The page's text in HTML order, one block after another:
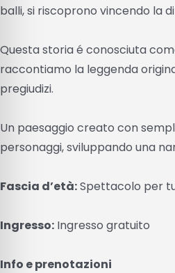
balli, si riscoprono vincendo la
Questa storia é conosciuta
raccontiamo la leggenda
pregiudizi.
Un paesaggio creato con
personaggi, sviluppando una
Fascia d’età:Spettacolo per
Ingresso: Ingresso gratuito
Info e prenotazioni